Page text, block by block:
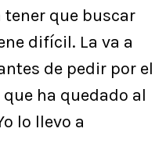
tener que buscar
difícil. La va a
de pedir por el
ha quedado al
lo llevo a